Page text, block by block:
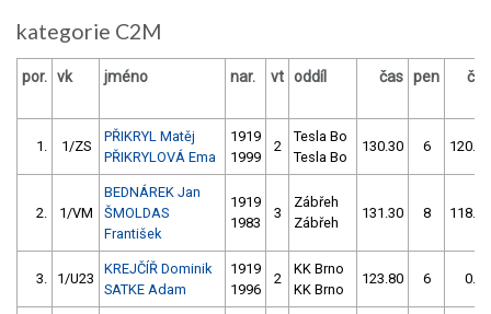
kategorie C2M
por. vk jméno nar. vt oddíl čas pen čas
1. 1/ZS
PŘIKRYL Matěj
PŘIKRYLOVÁ Ema
1919
1999
2
Tesla Bo
Tesla Bo
130.30 6 120.60
2. 1/VM
BEDNÁREK Jan
ŠMOLDAS
František
1919
1983
3
Zábřeh
Zábřeh
131.30 8 118.40
3. 1/U23
KREJČÍŘ Dominik
SATKE Adam
1919
1996
2
KK Brno
KK Brno
123.80 6 0.00